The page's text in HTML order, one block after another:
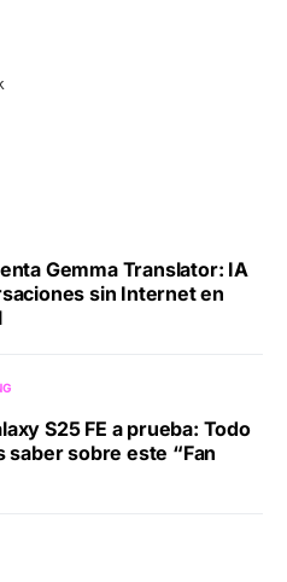
Gemma Translator: IA
sin Internet en
S25 FE a prueba: Todo
saber sobre este “Fan